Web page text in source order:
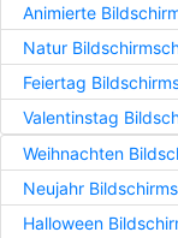
Animierte
Natur
Feiertag
Valentinstag
Weihnachten
Neujahr
Halloween